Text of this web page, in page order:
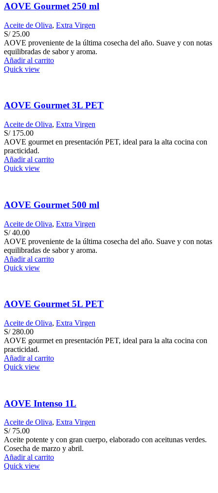
AOVE Gourmet 250 ml
Aceite de Oliva, Extra Virgen
S/25.00
AOVE proveniente de la última cosecha del año. Suave y con notas
equilibradas de sabor y aroma.
Añadir al carrito
Quick view
AOVE Gourmet 3L PET
Aceite de Oliva, Extra Virgen
S/175.00
AOVE gourmet en presentación PET, ideal para la alta cocina con
practicidad.
Añadir al carrito
Quick view
AOVE Gourmet 500 ml
Aceite de Oliva, Extra Virgen
S/40.00
AOVE proveniente de la última cosecha del año. Suave y con notas
equilibradas de sabor y aroma.
Añadir al carrito
Quick view
AOVE Gourmet 5L PET
Aceite de Oliva, Extra Virgen
S/280.00
AOVE gourmet en presentación PET, ideal para la alta cocina con
practicidad.
Añadir al carrito
Quick view
AOVE Intenso 1L
Aceite de Oliva, Extra Virgen
S/75.00
Aceite potente y con gran cuerpo, elaborado con aceitunas verdes.
Cosecha de marzo y abril.
Añadir al carrito
Quick view